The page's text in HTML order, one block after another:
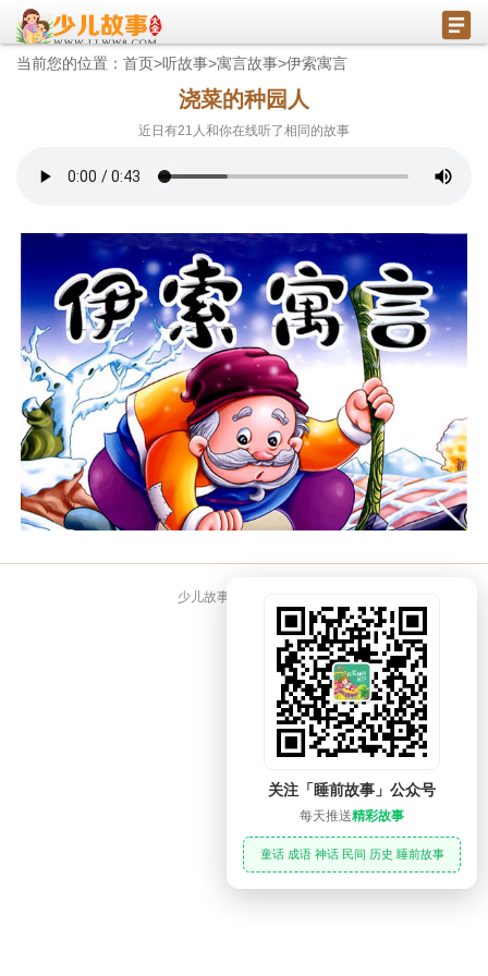
当前您的位置： 首页>听故事>寓言故事>伊索寓言
浇菜的种园人
近日有21 人和你在线听了相同的故事
少儿故事大全 睡前故事
关注「睡前故事」公众号
每天推送精彩故事
童话 成语 神话 民间 历史 睡前故事